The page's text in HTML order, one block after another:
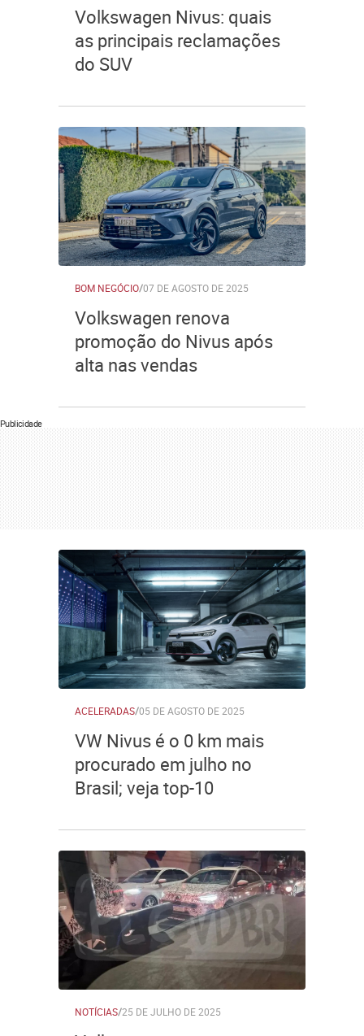
Volkswagen Nivus: quais
as principais reclamações
do SUV
BOM NEGÓCIO/07 DE AGOSTO DE 2025
Volkswagen renova
promoção do Nivus após
alta nas vendas
Publicidade
ACELERADAS/05 DE AGOSTO DE 2025
VW Nivus é o 0 km mais
procurado em julho no
Brasil; veja top-10
NOTÍCIAS/25 DE JULHO DE 2025